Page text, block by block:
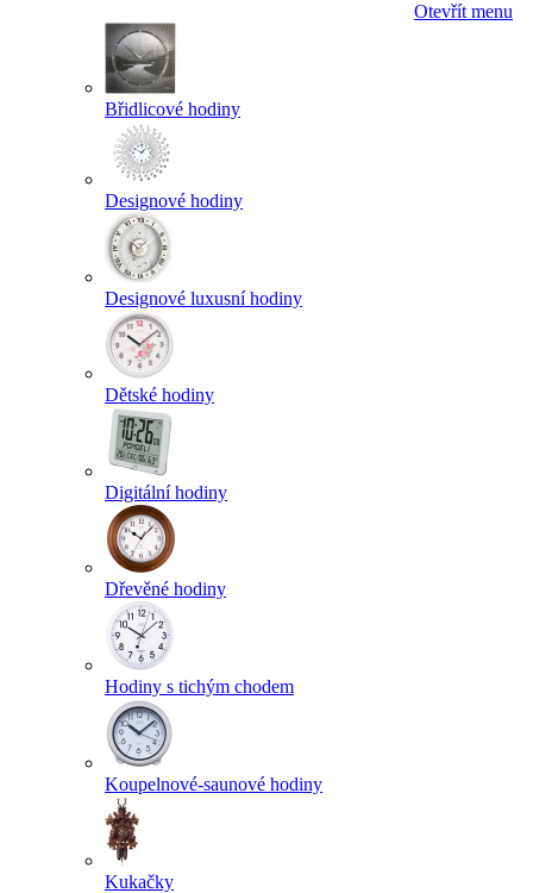
Otevřít menu
Břidlicové hodiny
Designové hodiny
Designové luxusní hodiny
Dětské hodiny
Digitální hodiny
Dřevěné hodiny
Hodiny s tichým chodem
Koupelnové-saunové hodiny
Kukačky